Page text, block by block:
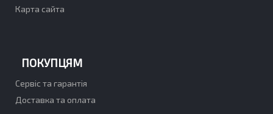
Карта сайта
ПОКУПЦЯМ
Сервіс та гарантія
Доставка та оплата